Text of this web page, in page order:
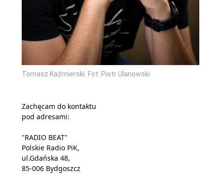
Tomasz Kaźmierski. Fot. Piotr Ulanowski
Zachęcam do kontaktu
pod adresami:
"RADIO BEAT"
Polskie Radio PiK,
ul.Gdańska 48,
85-006 Bydgoszcz